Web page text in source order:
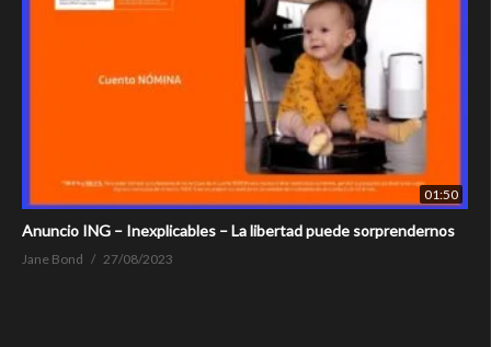
01:50
Anuncio ING – Inexplicables – La libertad puede sorprendernos
Jane Bond 27/08/2023